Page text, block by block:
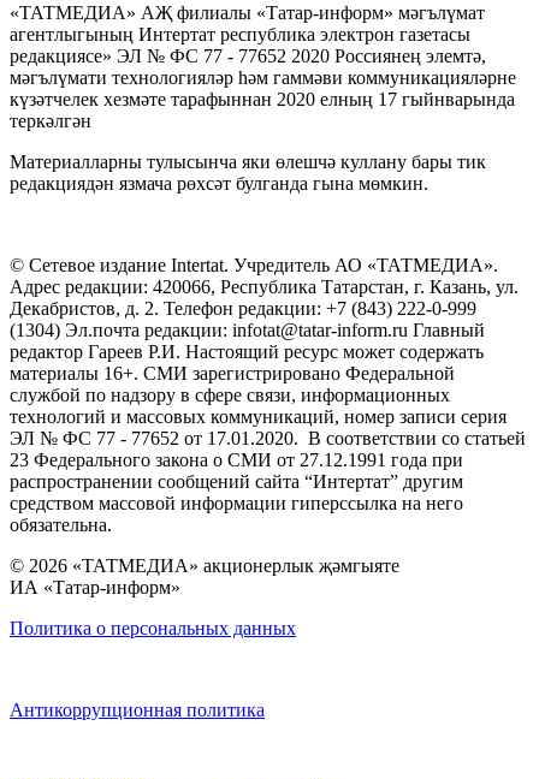
«ТАТМЕДИА» АҖ филиалы «Татар-информ» мәгълүмат
агентлыгының Интертат республика электрон газетасы
редакциясе» ЭЛ № ФС 77 - 77652 2020 Россиянең элемтә,
мәгълүмати технологияләр һәм гаммәви коммуникацияләрне
күзәтчелек хезмәте тарафыннан 2020 елның 17 гыйнварында
теркәлгән
Материалларны тулысынча яки өлешчә куллану бары тик
редакциядән язмача рөхсәт булганда гына мөмкин.
© Сетевое издание Intertat. Учредитель АО «ТАТМЕДИА».
Адрес редакции: 420066, Республика Татарстан, г. Казань, ул.
Декабристов, д. 2. Телефон редакции: +7 (843) 222-0-999
(1304) Эл.почта редакции: infotat@tatar-inform.ru Главный
редактор Гареев Р.И. Настоящий ресурс может содержать
материалы 16+. СМИ зарегистрировано Федеральной
службой по надзору в сфере связи, информационных
технологий и массовых коммуникаций, номер записи серия
ЭЛ № ФС 77 - 77652 от 17.01.2020. В соответствии со статьей
23 Федерального закона о СМИ от 27.12.1991 года при
распространении сообщений сайта “Интертат” другим
средством массовой информации гиперссылка на него
обязательна.
© 2026 «ТАТМЕДИА» акционерлык җәмгыяте
ИА «Татар-информ»
Политика о персональных данных
Антикоррупционная политика